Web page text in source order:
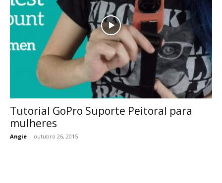
Tutorial GoPro Suporte Peitoral para
mulheres
Angie - outubro 26, 2015